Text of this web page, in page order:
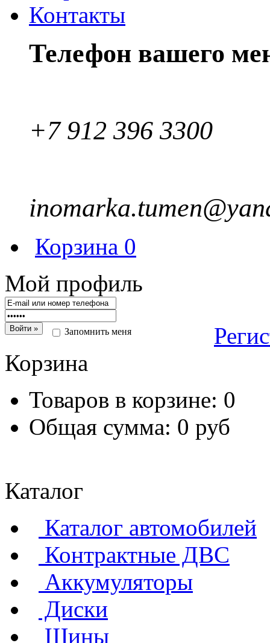
Контакты
Телефон вашего
+7 912 396 3300
Корзина 0
Мой профиль
Запомнить меня
Корзина
Товаров в корзине: 0
Общая сумма: 0 руб
Каталог
Каталог автомобилей
Контрактные ДВС
Аккумуляторы
Диски
Шины